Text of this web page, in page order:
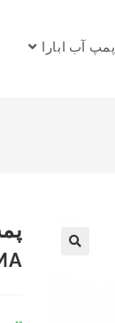
پمپ آب ابارا